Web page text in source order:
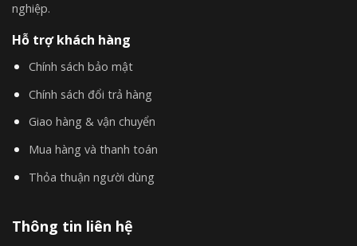
nghiệp.
Hỗ trợ khách hàng
Chính sách bảo mật
Chính sách đổi trả hàng
Giao hàng & vận chuyển
Mua hàng và thanh toán
Thỏa thuận người dùng
Thông tin liên hệ